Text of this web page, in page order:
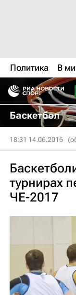
Политика В
Баскетбол
18:31 14.06.2016
турнирах
ЧЕ-2017